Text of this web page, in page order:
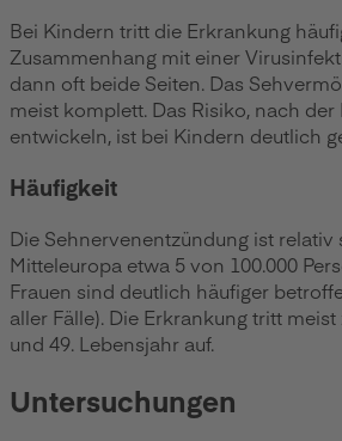
Bei Kindern tritt die Erkrankung
Zusammenhang mit einer
dann oft beide Seiten. Das
meist komplett. Das Risiko, nach der
entwickeln, ist bei Kindern deutlich
Häufigkeit
Die Sehnervenentzündung ist relativ
Mitteleuropa etwa 5 von 100.000
Frauen sind deutlich häufiger
aller Fälle). Die Erkrankung tritt
und 49. Lebensjahr auf.
Untersuchungen